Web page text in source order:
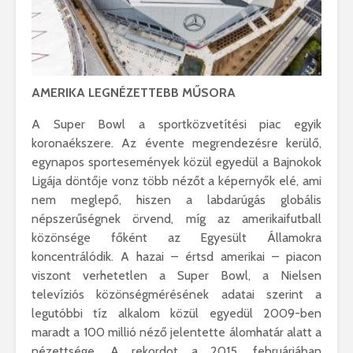
AMERIKA LEGNÉZETTEBB MŰSORA
A Super Bowl a sportközvetítési piac egyik
koronaékszere. Az évente megrendezésre kerülő,
egynapos sportesemények közül egyedül a Bajnokok
Ligája döntője vonz több nézőt a képernyők elé, ami
nem meglepő, hiszen a labdarúgás globális
népszerűségnek örvend, míg az amerikaifutball
közönsége főként az Egyesült Államokra
koncentrálódik. A hazai – értsd amerikai – piacon
viszont verhetetlen a Super Bowl, a Nielsen
televíziós közönségmérésének adatai szerint a
legutóbbi tíz alkalom közül egyedül 2009-ben
maradt a 100 millió néző jelentette álomhatár alatt a